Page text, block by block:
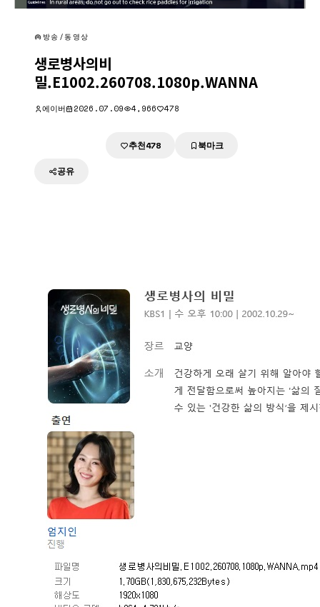
방송/동영상
생로병사의비
밀.E1002.260708.1080p.WANNA
에이버 2026.07.09 4,966 478
추천478 북마크
공유